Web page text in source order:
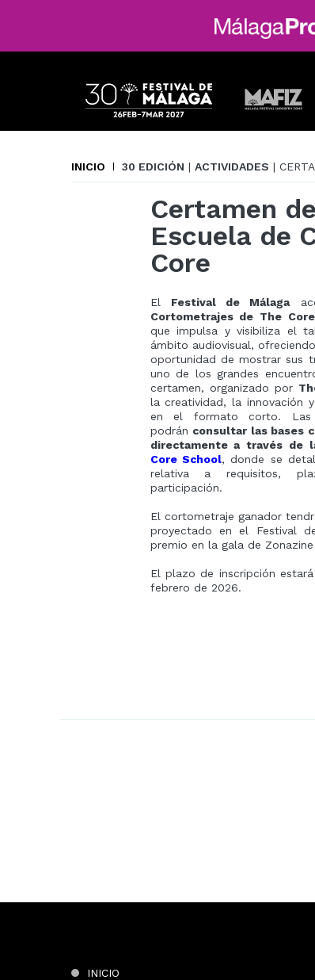
INICIO
30 EDICIÓN | ACTIVIDADES |
Certamen
Escuela de
Core
El Festival de Málaga
Cortometrajes de The
que impulsa y visibiliza el
ámbito audiovisual,
oportunidad de mostrar sus
uno de los grandes
certamen, organizado por
la creatividad, la innovación
en el formato corto. Las
podrán consultar las bases
directamente a través de
Core School, donde se
relativa a requisitos,
participación.
El cortometraje ganador
proyectado en el Festival
premio en la gala de
El plazo de inscripción
febrero de 2026.
INICIO